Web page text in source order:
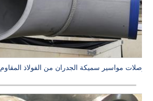
وصلات مواسير سميكة الجدران من الفولاذ